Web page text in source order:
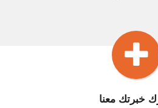
خبرتك معنا